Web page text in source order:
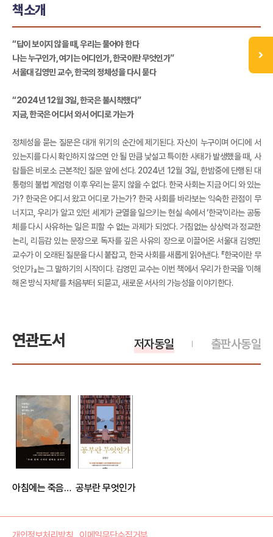
책소개
“답이 보이지 않을 때, 우리는 물어야 한다
나는 누구인가, 여기는 어디인가, 한국이란 무엇인가”
서울대 김영민 교수, 한국의 정체성을 다시 묻다
“2024년 12월 3일, 한국은 불시착했다”
지금, 한국은 어디서 와서 어디로 가는가
정체성을 묻는 질문은 대개 위기의 순간에 제기된다. 자신이 누구이며 어디에 서
있는지를 다시 확인하지 않으면 안 될 만큼 낯설고 특이한 사태가 발생했을 때, 사
람들은 비로소 근본적인 질문 앞에 선다. 2024년 12월 3일, 한밤중에 단행된 대
통령의 불법 계엄령 이후 우리는 묻지 않을 수 없다. 한국 사회는 지금 어디 와 있는
가? 한국은 어디서 왔고 어디로 가는가? 한국 사회를 바라보는 익숙한 관점이 무
너지고, 우리가 알고 있던 세계가 균열을 일으키는 현실 속에서 ‘한국’이라는 공동
체를 다시 사유하는 일은 피할 수 없는 과제가 되었다. 거침없는 상상력과 정교한
논리, 리듬감 있는 문장으로 독자를 깊은 사유의 장으로 이끌어온 서울대 김영민
교수가 이 오래된 질문을 다시 붙잡고, 한국 사회를 새롭게 읽어낸다. 『한국이란 무
엇인가』는 그 말하기의 시작이다. 김영민 교수는 이번 책에서 우리가 한국을 ‘이해
해온 방식 자체’를 처음부터 되묻고, 새로운 서사의 가능성을 이야기한다.
연관도서 출판사동일
저자동일
아침에는 죽음을 생각하는 것이 좋다 공부란 무엇인가